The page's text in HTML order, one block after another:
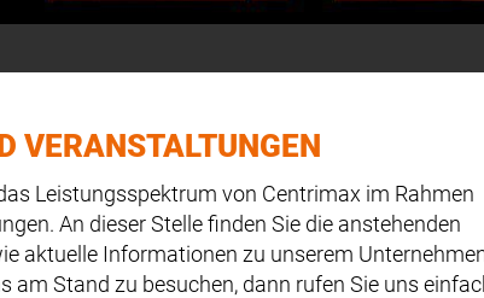
VERANSTALTUNGEN
Leistungsspektrum von Centrimax im Rahmen
An dieser Stelle finden Sie die anstehenden
aktuelle Informationen zu unserem
am Stand zu besuchen, dann rufen Sie uns